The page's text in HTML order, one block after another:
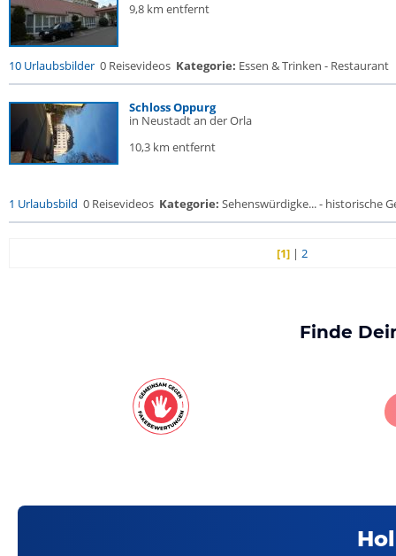
9,8 km entfernt
10 Urlaubsbilder 0 Reisevideos Kategorie: Essen & Trinken - Restaurant
Schloss Oppurg
in Neustadt an der Orla
10,3 km entfernt
1 Urlaubsbild 0 Reisevideos Kategorie: Sehenswürdigke... - historische
[1] |2
Finde